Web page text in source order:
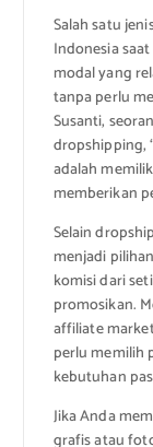
Salah satu
Indonesia
modal yang
tanpa perlu
Susanti,
dropshipping,
adalah
memberikan
Selain
menjadi
komisi dari
promosikan.
affiliate
perlu memilih
kebutuhan
Jika Anda
grafis atau